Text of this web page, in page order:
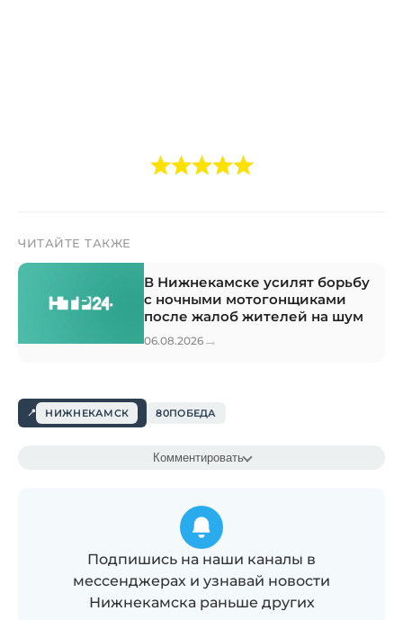
ЧИТАЙТЕ ТАКЖЕ
В Нижнекамске усилят борьбу
с ночными мотогонщиками
после жалоб жителей на шум
06.08.2026 →
НИЖНЕКАМСК 80ПОБЕДА
Комментировать
Подпишись на наши каналы в
мессенджерах и узнавай новости
Нижнекамска раньше других